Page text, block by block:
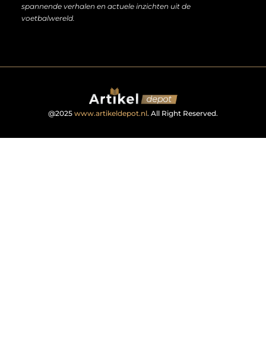
spannende verhalen en actuele inzichten uit de
voetbalwereld.
@2025 www.artikeldepot.nl. All Right Reserved.